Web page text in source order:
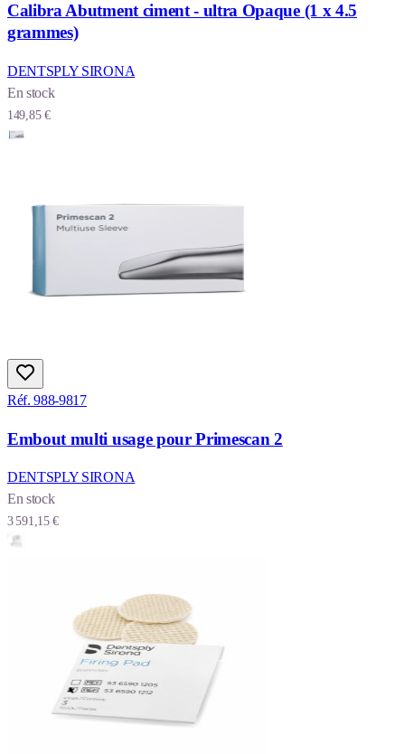
Calibra Abutment ciment - ultra Opaque (1 x 4.5
grammes)
DENTSPLY SIRONA
En stock
149,85 €
Réf. 988-9817
Embout multi usage pour Primescan 2
DENTSPLY SIRONA
En stock
3 591,15 €